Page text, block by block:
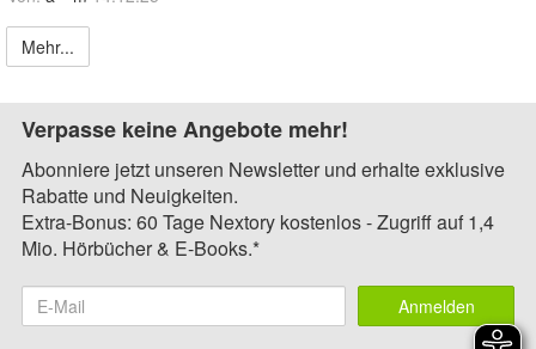
Mehr...
Verpasse keine Angebote mehr!
Abonniere jetzt unseren Newsletter und erhalte exklusive
Rabatte und Neuigkeiten.
Extra-Bonus: 60 Tage Nextory kostenlos - Zugriff auf 1,4
Mio. Hörbücher & E-Books.*
Anmelden